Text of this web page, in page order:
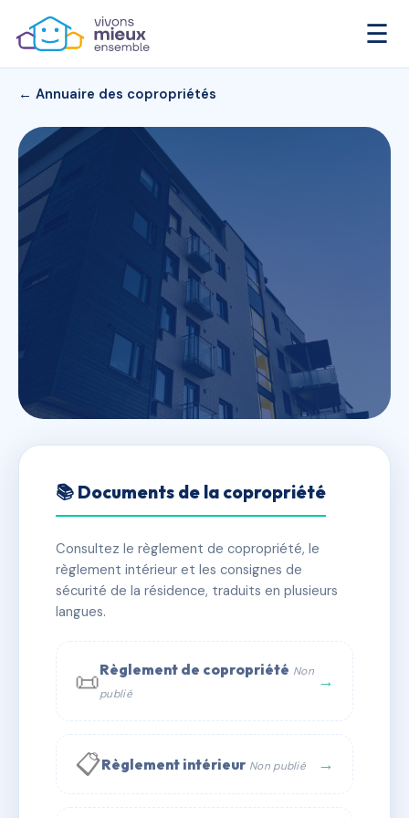
☰
← Annuaire des copropriétés
LE RIVOLI
✓ Immatriculée 🏠 40 lots 🏗 1 bâtiment(s)
📞 Contacter Syndic Digital
📚 Documents de la copropriété
Consultez le règlement de copropriété, le
règlement intérieur et les consignes de
sécurité de la résidence, traduits en plusieurs
langues.
📜Règlement de copropriété Non
publié
→
📋Règlement intérieur Non publié →